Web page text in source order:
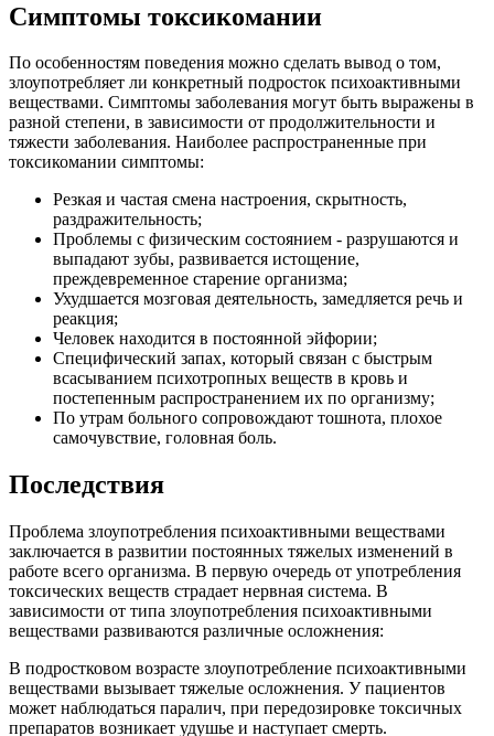
Симптомы токсикомании
По особенностям поведения можно сделать вывод о том,
злоупотребляет ли конкретный подросток психоактивными
веществами. Симптомы заболевания могут быть выражены в
разной степени, в зависимости от продолжительности и
тяжести заболевания. Наиболее распространенные при
токсикомании симптомы:
Резкая и частая смена настроения, скрытность,
раздражительность;
Проблемы с физическим состоянием - разрушаются и
выпадают зубы, развивается истощение,
преждевременное старение организма;
Ухудшается мозговая деятельность, замедляется речь и
реакция;
Человек находится в постоянной эйфории;
Специфический запах, который связан с быстрым
всасыванием психотропных веществ в кровь и
постепенным распространением их по организму;
По утрам больного сопровождают тошнота, плохое
самочувствие, головная боль.
Последствия
Проблема злоупотребления психоактивными веществами
заключается в развитии постоянных тяжелых изменений в
работе всего организма. В первую очередь от употребления
токсических веществ страдает нервная система. В
зависимости от типа злоупотребления психоактивными
веществами развиваются различные осложнения:
В подростковом возрасте злоупотребление психоактивными
веществами вызывает тяжелые осложнения. У пациентов
может наблюдаться паралич, при передозировке токсичных
препаратов возникает удушье и наступает смерть.